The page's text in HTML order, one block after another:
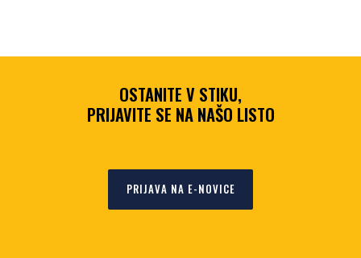
OSTANITE V STIKU,
PRIJAVITE SE NA NAŠO LISTO
PRIJAVA NA E-NOVICE